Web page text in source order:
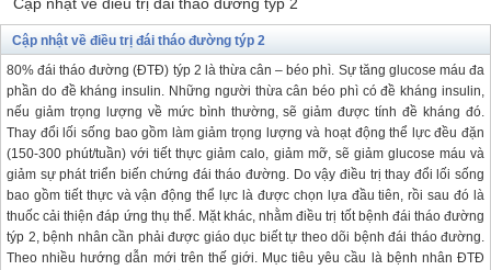
Cập nhật về điều trị đái tháo đường týp 2
80% đái tháo đường (ĐTĐ) týp 2 là thừa cân – béo phì. Sự tăng glucose máu đa
phần do đề kháng insulin. Những người thừa cân béo phì có đề kháng insulin,
nếu giảm trọng lượng về mức bình thường, sẽ giảm được tính đề kháng đó.
Thay đổi lối sống bao gồm làm giảm trọng lượng và hoạt động thể lực đều đặn
(150-300 phút/tuần) với tiết thực giảm calo, giảm mỡ, sẽ giảm glucose máu và
giảm sự phát triển biến chứng đái tháo đường. Do vậy điều trị thay đổi lối sống
bao gồm tiết thực và vận động thể lực là được chọn lựa đầu tiên, rồi sau đó là
thuốc cải thiện đáp ứng thụ thể. Mặt khác, nhằm điều trị tốt bệnh đái tháo đường
týp 2, bệnh nhân cần phải được giáo dục biết tự theo dõi bệnh đái tháo đường.
Theo nhiều hướng dẫn mới trên thế giới. Mục tiêu yêu cầu là bệnh nhân ĐTĐ